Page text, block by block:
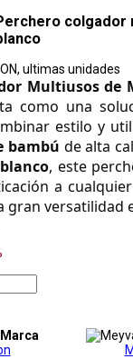
colgador
ultimas unidades
Multiusos de
como una
bambú de alta
, este
a
gran versatilidad
Marca